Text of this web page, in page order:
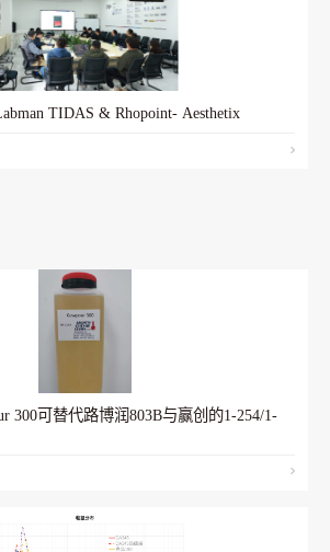
TIDAS & Rhopoint- Aesthetix
300可替代路博润803B与赢创的1-254/1-